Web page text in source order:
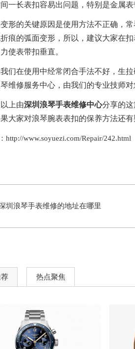
一长表扣容易出问题，特别是金属表
的关键原因是使用方法不正确，常
痕的弧面变形，所以，建议大家在
使表带扣垂直。
在使用中经常闭合手法不好，生拉
维修服务中心 ，由我们的专业技师
上由深圳浪琴手表维修中心分享的
大家对浪琴腕表表扣的保养方法还
http://www.soyuezi.com/Repair/242.html
圳浪琴手表维修的地址在哪里
热点聚焦